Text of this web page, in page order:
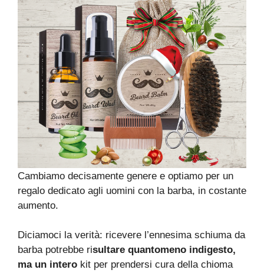
Cambiamo decisamente genere e optiamo per un
regalo dedicato agli uomini con la barba, in costante
aumento.
Diciamoci la verità: ricevere l’ennesima schiuma da
barba potrebbe risultare quantomeno indigesto,
ma un intero kit per prendersi cura della chioma